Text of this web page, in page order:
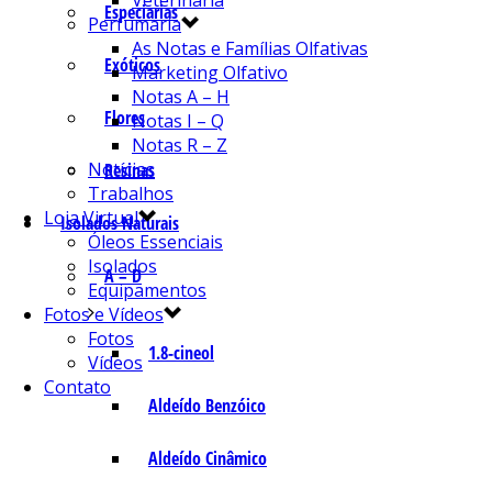
Especiarias
Exóticos
Flores
Resinas
Isolados Naturais
A – D
1.8-cineol
Aldeído Benzóico
Aldeído Cinâmico
Perfumaria
As Notas e Famílias Olfativas
Marketing Olfativo
Notas A – H
Notas I – Q
Notas R – Z
Notícias
Trabalhos
Loja Virtual
Óleos Essenciais
Isolados
Equipamentos
Fotos e Vídeos
Fotos
Vídeos
Contato